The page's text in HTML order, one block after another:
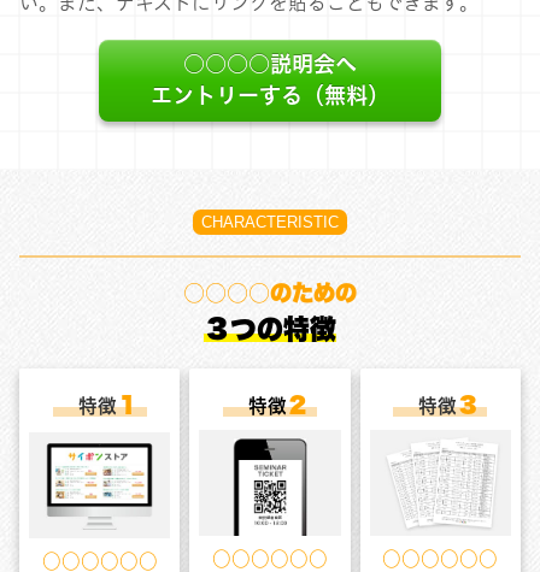
○○○○説明会へ
エントリーする（無料）
CHARACTERISTIC
○○○○のための
３つの特徴
特徴１
○○○○○○
特徴２
○○○○○○
特徴３
○○○○○○